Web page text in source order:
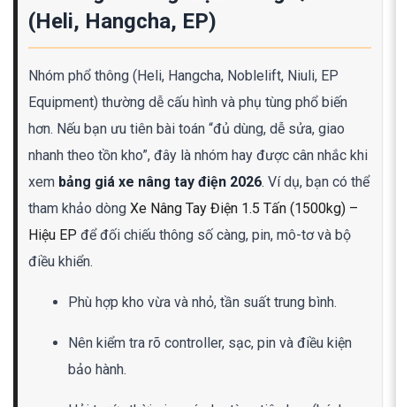
(Heli, Hangcha, EP)
Nhóm phổ thông (Heli, Hangcha, Noblelift, Niuli, EP
Equipment) thường dễ cấu hình và phụ tùng phổ biến
hơn. Nếu bạn ưu tiên bài toán “đủ dùng, dễ sửa, giao
nhanh theo tồn kho”, đây là nhóm hay được cân nhắc khi
xem bảng giá xe nâng tay điện 2026. Ví dụ, bạn có thể
tham khảo dòng Xe Nâng Tay Điện 1.5 Tấn (1500kg) –
Hiệu EP để đối chiếu thông số càng, pin, mô-tơ và bộ
điều khiển.
Phù hợp kho vừa và nhỏ, tần suất trung bình.
Nên kiểm tra rõ controller, sạc, pin và điều kiện
bảo hành.